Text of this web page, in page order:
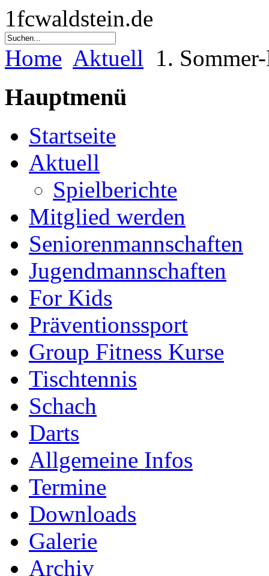
1fcwaldstein.de
Home Aktuell 1.
Hauptmenü
Startseite
Aktuell
Spielberichte
Mitglied werden
Seniorenmannschaften
Jugendmannschaften
For Kids
Präventionssport
Group Fitness Kurse
Tischtennis
Schach
Darts
Allgemeine Infos
Termine
Downloads
Galerie
Archiv